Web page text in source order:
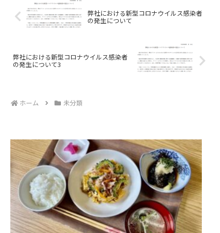
弊社における新型コロナウイルス感染者
の発生について
弊社における新型コロナウイルス感染者
の発生について3
ホーム 未分類